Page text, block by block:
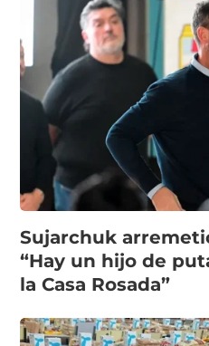
Sujarchuk
“Hay un hijo de
la Casa Rosada”